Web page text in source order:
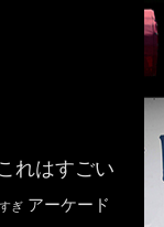
れはすごい
ぎ アーケード